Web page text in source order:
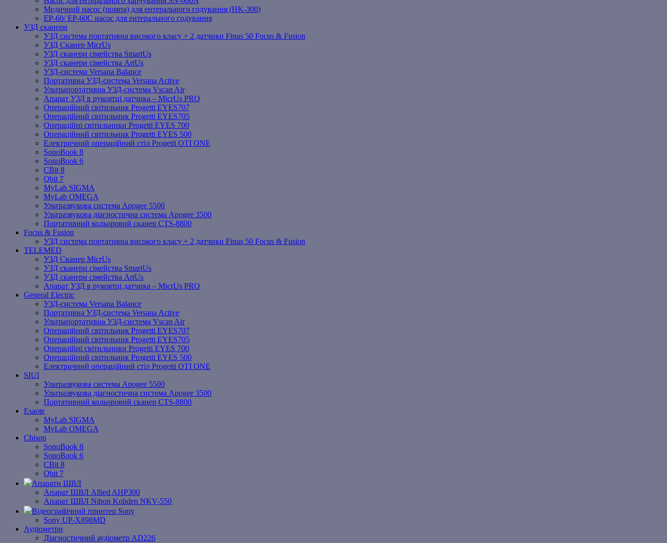
Медичний насос (помпа) для ентерального годування (HK-300)
EP-60/ EP-60C насос для ентерального годування
УЗД сканери
УЗД система портативна високого класу + 2 датчики Finus 50 Focus & Fusion
УЗД Сканер MicrUs
УЗД сканери сімейства SmartUs
УЗД сканери сімейства ArtUs
УЗД-система Versana Balance
Портативна УЗД-система Versana Active
Ультрапортативна УЗД-система Vscan Air
Апарат УЗД в рукоятці датчика – MicrUs PRO
Операційний світильник Progetti EYES707
Операційний світильник Progetti EYES705
Операційні світильники Progetti EYES 700
Операційний світильник Progetti EYES 500
Електричний операційний стіл Progetti OTI ONE
SonoBook 8
SonoBook 6
СBit 8
Qbit 7
MyLab SIGMA
MyLab OMEGA
Ультразвукова система Apogee 5500
Ультразвукова діагностична система Apogee 3500
Портативний кольоровий сканер CTS-8800
Focus & Fusion
УЗД система портативна високого класу + 2 датчики Finus 50 Focus & Fusion
TELEMED
УЗД Сканер MicrUs
УЗД сканери сімейства SmartUs
УЗД сканери сімейства ArtUs
Апарат УЗД в рукоятці датчика – MicrUs PRO
General Electric
УЗД-система Versana Balance
Портативна УЗД-система Versana Active
Ультрапортативна УЗД-система Vscan Air
Операційний світильник Progetti EYES707
Операційний світильник Progetti EYES705
Операційні світильники Progetti EYES 700
Операційний світильник Progetti EYES 500
Електричний операційний стіл Progetti OTI ONE
SIUI
Ультразвукова система Apogee 5500
Ультразвукова діагностична система Apogee 3500
Портативний кольоровий сканер CTS-8800
Esaote
MyLab SIGMA
MyLab OMEGA
Chison
SonoBook 8
SonoBook 6
СBit 8
Qbit 7
Апарати ШВЛ
Апарат ШВЛ Allied AHP300
Апарат ШВЛ Nihon Kohden NKV-550
Відеографічний принтер Sony
Sony UP-X898MD
Аудіометри
Діагностичний аудіометр AD226